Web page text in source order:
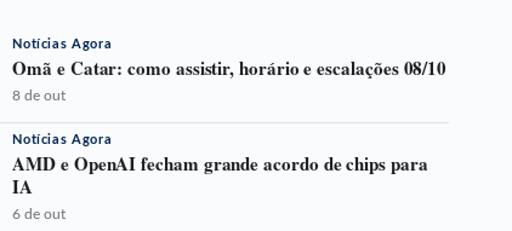
Notícias Agora
Omã e Catar: como assistir, horário e escalações 08/10
8 de out
Notícias Agora
AMD e OpenAI fecham grande acordo de chips para
IA
6 de out